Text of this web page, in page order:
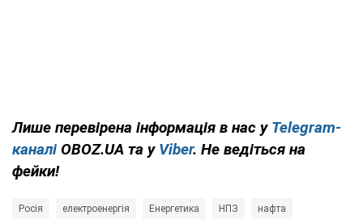
Лише перевірена інформація в нас у Telegram-
каналі OBOZ.UA та у Viber. Не ведіться на
фейки!
Росія електроенергія Енергетика НПЗ нафта